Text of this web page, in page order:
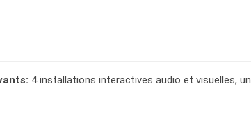
4 installations interactives audio et visuelles, un